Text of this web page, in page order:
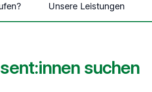
Unsere Leistungen
suchen